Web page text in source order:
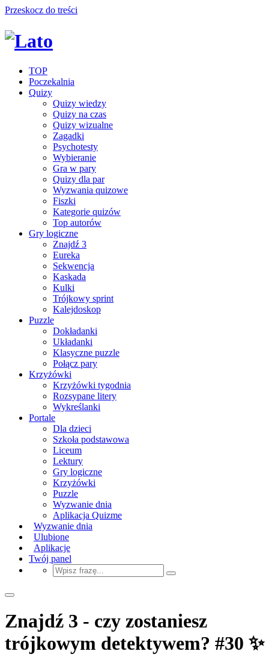
Przeskocz do treści
TOP
Poczekalnia
Quizy
Quizy wiedzy
Quizy na czas
Quizy wizualne
Zagadki
Psychotesty
Wybieranie
Gra w pary
Quizy dla par
Wyzwania quizowe
Fiszki
Kategorie quizów
Top autorów
Gry logiczne
Znajdź 3
Eureka
Sekwencja
Kaskada
Kulki
Trójkowy sprint
Kalejdoskop
Puzzle
Dokładanki
Układanki
Klasyczne puzzle
Połącz pary
Krzyżówki
Krzyżówki tygodnia
Rozsypane litery
Wykreślanki
Portale
Dla dzieci
Szkoła podstawowa
Liceum
Lektury
Gry logiczne
Krzyżówki
Puzzle
Wyzwanie dnia
Aplikacja Quizme
Wyzwanie dnia
Ulubione
Aplikacje
Twój panel
Znajdź 3 - czy zostaniesz
trójkowym detektywem? #30 ✨